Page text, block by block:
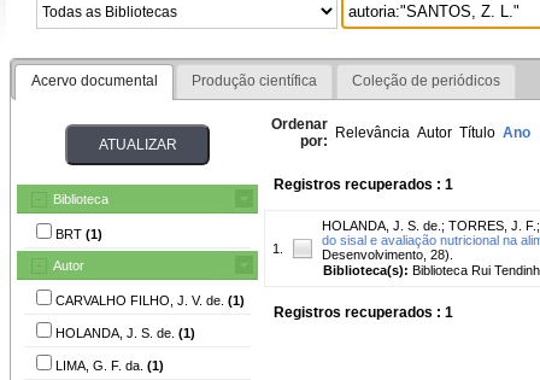
Acervo documental Produção científica Coleção de periódicos
Biblioteca
BRT (1)
Autor
CARVALHO FILHO, J. V. de. (1)
HOLANDA, J. S. de. (1)
LIMA, G. F. da. (1)
Ordenar
por: Relevância Autor Título Ano
Registros recuperados : 1
1.
HOLANDA, J. S. de. ; TORRES, J. F.
do sisal e avaliação nutricional na
Desenvolvimento, 28).
Biblioteca(s): Biblioteca Rui
Registros recuperados : 1